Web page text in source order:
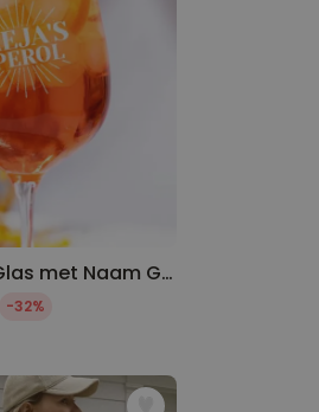
Aperol Spritz Glas met Naam Gegraveerd
-32%